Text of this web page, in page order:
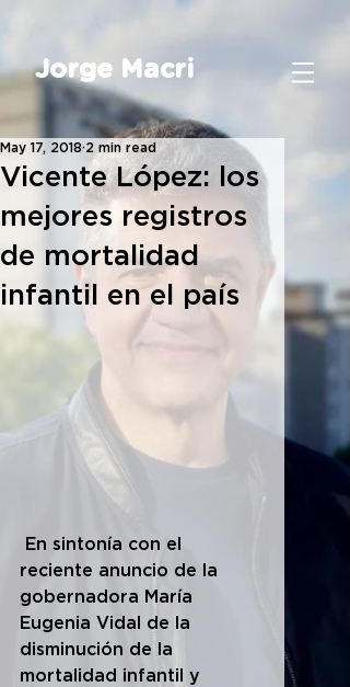
Jorge Macri
Vicente López: los
mejores registros
de mortalidad
infantil en el país
May 17, 2018 2 min read
reciente anuncio de la
gobernadora María
Eugenia Vidal de la
disminución de la
mortalidad infantil y